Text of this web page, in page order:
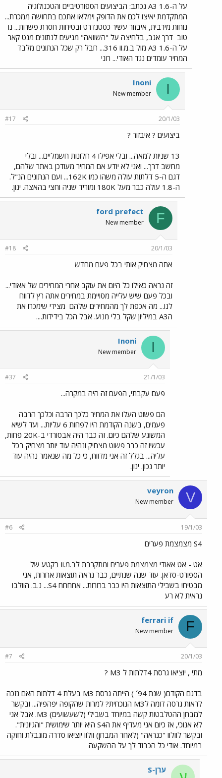
על ה-A3 1.6 נכתב: הביצועים הספורטיביים והטכנולוגיה
המתקדמת יאיצו לכם את הדופק וימלאו אתכם בתחושה ממכרת...
נוחות מירבית, איבזור עשיר כסטנדרט ובטיחות חסרת פשרות... נו
טוב דרך אגב, בלחיצה על "השוואה" מגיעים לנתונים מנט קאר
על ה-A3 1.6 מול ב.מ.וו 316... חבל רק שכל הנתונים מלבד
המחיר עומדים נגד האודי... רוני
I
Inoni
New member
20/1/03
#17
ביצועים ? איבזור ?
13 שניות למאה... ובלי אפילו 4 חלונות חשמליים... ובלי
מחשב דרך... ואני לא יודע אם המחיר מעודכן באתר שלהם,
דגם ה-5 דלתות עולה משהו כמו 162K... ועם הנתונים הנ"ל.
ה-1.8 עולה כבר מעל 180K ומוריד שניה וחצי בהאצה. ינון.
F
ford prefect
New member
20/1/03
#18
אתה מצחיק אותי בכל פעם מחדש
זה נראה כאילו כל היום את עוקב אחרי המחירים של אאודי...
ובכל פעם שיש עלייה מסויימת במחירים אתה רץ לדווח
לנו... מה אכפת לך מהמחירים שלהם מצידי שימכרו את
הA3 במיליון שקל בלי מנוע. אבל הכל בידידות....
I
Inoni
New member
21/1/03
#37
פעם עקבתי, הפעם זה היה במקרה...
הם פשוט העלו את המחיר כלכך הרבה וכלכך הרבה
פעמים, בשנה הקודמת היו לפחות 6 עליות... ועד לשיא
המשוגע שלהם כיום. זה כבר היה אבסורדי ב-20K פחות,
עכשיו זה כבר פשוט מצחיק ונהיה עוד יותר מצחיק בכל
עליה... בגלל זה אני מדווח, כי כל מה שנאמר נהיה עוד
יותר נכון. ינון.
V
veyron
New member
19/1/03
#6
S4 מצמצמת פערים
אט - אט אאודי מצמצמת פערים ומתקרבת לב.מ.וו בקטע של
הספורט-סדאן. עוד שנה שנתיים, כבר נראה תוצאות אחרות, אני
מבטיח! בשבילי התוצאות היו כבר ברורות... אחחחח S4... נ.ב. הוולבו
נראית לא רע
F
ferrari if
New member
20/1/03
#7
מתי , יוציאו גרסת 4דלתות ל M3 ?
בדגם הקודם( שנת 94´ ) הייתה גרסת M3 בעלת 4 דלתות האם נזכה
לראות גרסה דומה לM3 הנוכחית? למרות שהקופה יפהפיה... ובקשר
למבחן ההטלבטות קשה במיוחד בשבילי (לשעשועים) M3. אבל אני
לא אנוכי, אז כיום אני מעדיף את הS4 היא יותר שימושית "והגיונית".
ובקשר לוולוו "כנראה" (לאחר המבחן) וולוו יוציאו סדרה מוגבלת וחזקה
במיוחד. אודי כל הכבוד לך על ההשקעה
ערן-S